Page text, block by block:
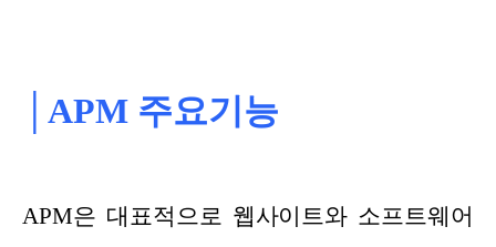
│APM 주요기능
APM은 대표적으로 웹사이트와 소프트웨어